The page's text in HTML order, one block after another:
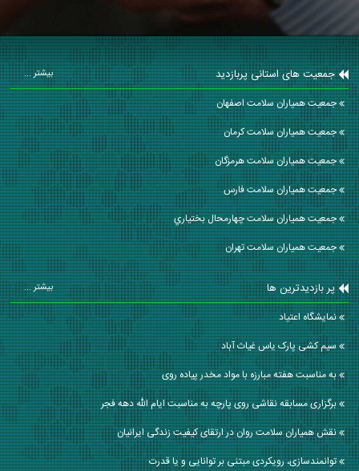
جمعیت های استانی پربازدید بیشتر ...
جمعیت همیاران سلامت اصفهان
جمعیت همیاران سلامت كرمان
جمعیت همیاران سلامت هرمزگان
جمعیت همیاران سلامت فارس
جمعیت همیاران سلامت چهارمحال بختياري
جمعیت همیاران سلامت تهران
پر بازدیدترین ها بیشتر ...
نمایشگاه اعتیاد
سیم کشی پارک یاس غیاث آباد
به مناسبت هفته مبارزه با مواد مخدر پیاده روی
برگزاری مسابقه نقاشی روی پارچه به مناسبت ایام الله دهه فجر
نقش همیاران سلامت روان در ارتقای کیفیت زندگی ایرانیان
توانمندسازی، رویکردی مبتنی بر توانایی و یا قدرت